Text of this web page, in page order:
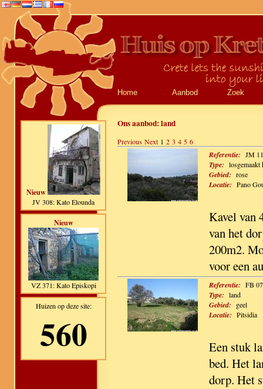
Home Aanbod Zoek
Nieuw
JV 308: Kato Elounda
Nieuw
VZ 371: Kato Episkopi
Huizen op deze site:
560
Ons aanbod:land
Previous Next 1 2 3 4 5 6
Referentie: JM
Type: losgemaakt
Gebied: rose
Locatie: Pano
Kavel van
van het
200m2.
voor een
Referentie: FB 07
Type: land
Gebied: geel
Locatie: Pitsidia
Een stuk
bed. Het
dorp. Het